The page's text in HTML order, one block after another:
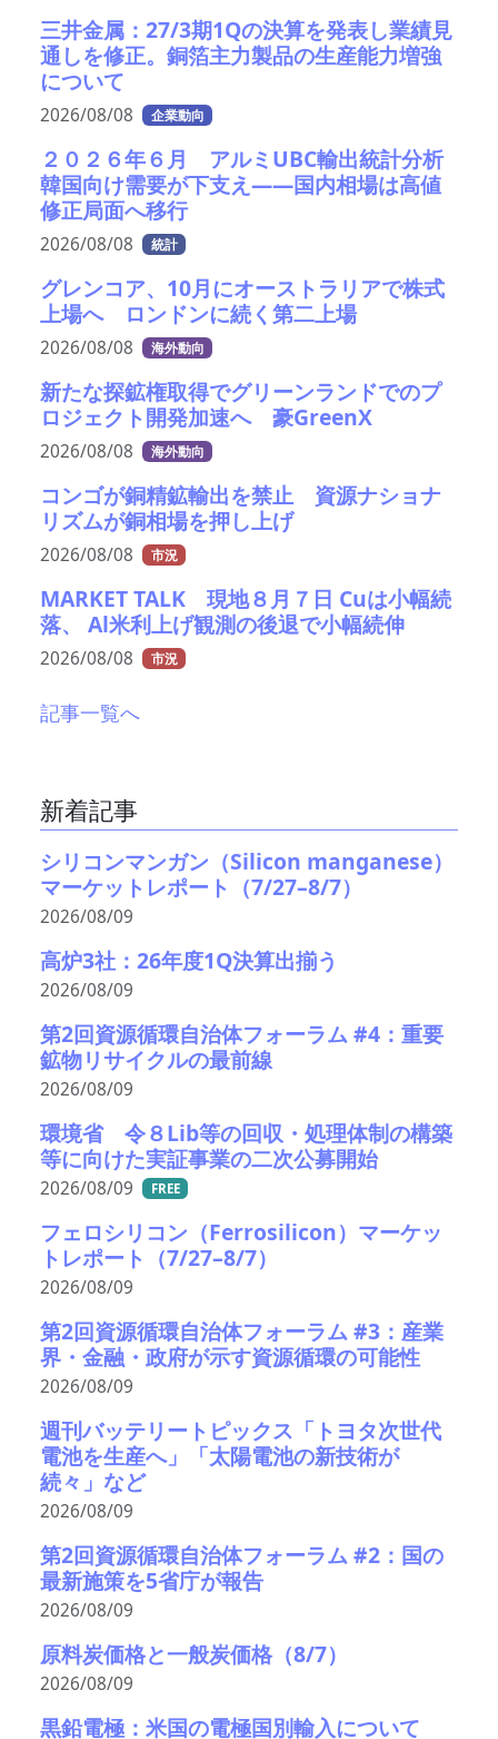
三井金属：27/3期1Qの決算を発表し業績見
通しを修正。銅箔主力製品の生産能力増強
について
2026/08/08 企業動向
２０２６年６月 アルミUBC輸出統計分析
韓国向け需要が下支え――国内相場は高値
修正局面へ移行
2026/08/08 統計
グレンコア、10月にオーストラリアで株式
上場へ ロンドンに続く第二上場
2026/08/08 海外動向
新たな探鉱権取得でグリーンランドでのプ
ロジェクト開発加速へ 豪GreenX
2026/08/08 海外動向
コンゴが銅精鉱輸出を禁止 資源ナショナ
リズムが銅相場を押し上げ
2026/08/08 市況
MARKET TALK 現地８月７日 Cuは小幅続
落、 Al米利上げ観測の後退で小幅続伸
2026/08/08 市況
記事一覧へ
新着記事
シリコンマンガン（Silicon manganese）
マーケットレポート（7/27–8/7）
2026/08/09
高炉3社：26年度1Q決算出揃う
2026/08/09
第2回資源循環自治体フォーラム #4：重要
鉱物リサイクルの最前線
2026/08/09
環境省 令８Lib等の回収・処理体制の構築
等に向けた実証事業の二次公募開始
2026/08/09 FREE
フェロシリコン（Ferrosilicon）マーケッ
トレポート（7/27–8/7）
2026/08/09
第2回資源循環自治体フォーラム #3：産業
界・金融・政府が示す資源循環の可能性
2026/08/09
週刊バッテリートピックス「トヨタ次世代
電池を生産へ」「太陽電池の新技術が
続々」など
2026/08/09
第2回資源循環自治体フォーラム #2：国の
最新施策を5省庁が報告
2026/08/09
原料炭価格と一般炭価格（8/7）
2026/08/09
黒鉛電極：米国の電極国別輸入について